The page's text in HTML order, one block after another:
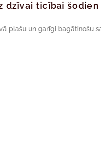
dzīvai ticībai šodien
plašu un garīgi bagātinošu